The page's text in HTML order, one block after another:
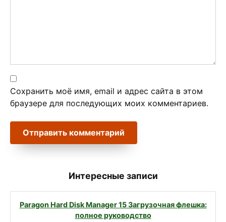
Сохранить моё имя, email и адрес сайта в этом
браузере для последующих моих комментариев.
Интересные записи
Paragon Hard Disk Manager 15 Загрузочная флешка:
полное руководство